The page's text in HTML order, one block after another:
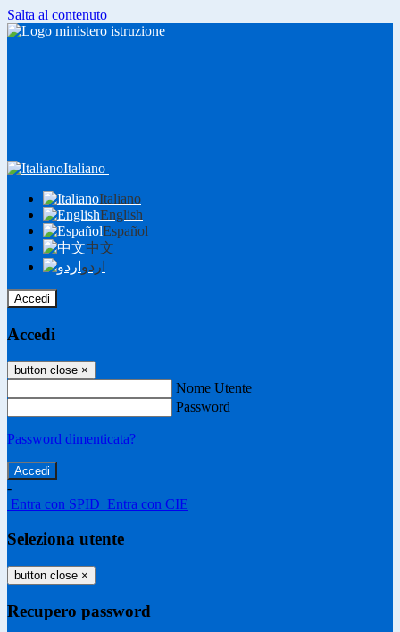
Salta al contenuto
Italiano
Italiano
English
Español
中文
اردو
Accedi
Accedi
button close ×
Nome Utente
Password
Password dimenticata?
-
Entra con SPID Entra con CIE
Seleziona utente
button close ×
Recupero password